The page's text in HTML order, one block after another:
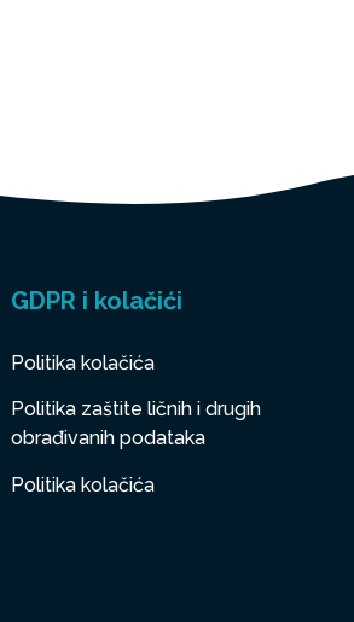
GDPR i kolačići
Politika kolačića
Politika zaštite ličnih i drugih
obrađivanih podataka
Politika kolačića